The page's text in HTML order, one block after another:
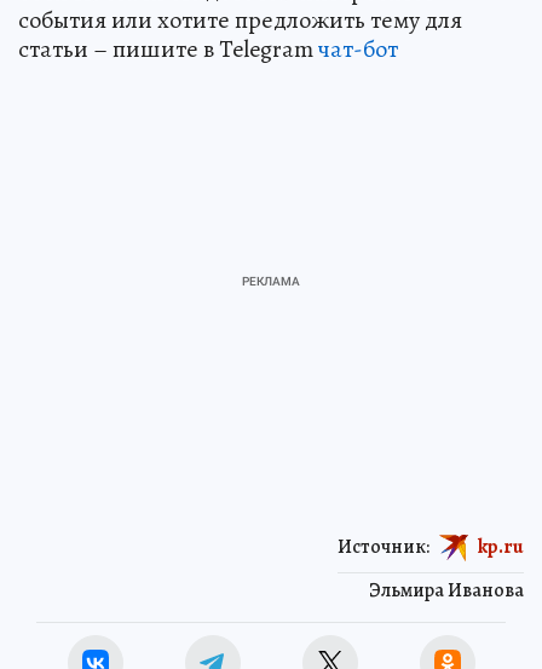
события или хотите предложить тему для
статьи – пишите в Telegramчат-бот
Эльмира Иванова
Источник: kp.ru